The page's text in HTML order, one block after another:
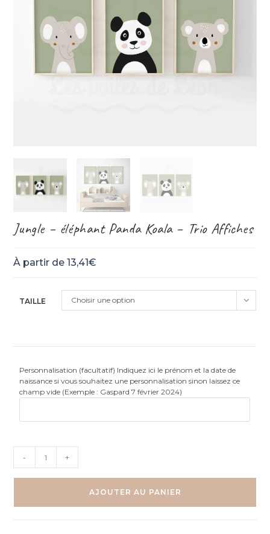
Jungle – éléphant Panda Koala – Trio Affiches
À partir de13,41€
TAILLE Choisir une option
Personnalisation (facultatif) Indiquez ici le prénom et la date de
naissance si vous souhaitez une personnalisation sinon laissez ce
champ vide (Exemple : Gaspard 7 février 2024)
Jungle
- +
AJOUTER AU PANIER